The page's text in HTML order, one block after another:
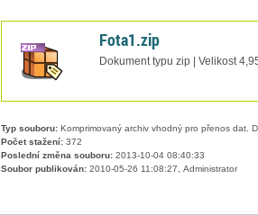
Fota1.zip
Dokument typu zip | Velikost
Typ souboru:Komprimovaný archiv vhodný pro přenos dat.
Počet stažení:372
Poslední změna souboru:2013-10-04 08:40:33
Soubor publikován:2010-05-26 11:08:27, Administrator